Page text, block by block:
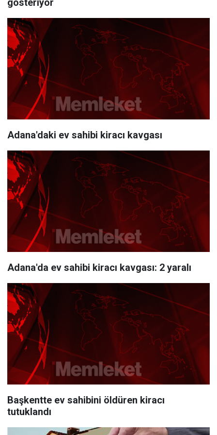
gösteriyor
Adana'daki ev sahibi kiracı kavgası
Adana'da ev sahibi kiracı kavgası: 2 yaralı
Başkentte ev sahibini öldüren kiracı
tutuklandı